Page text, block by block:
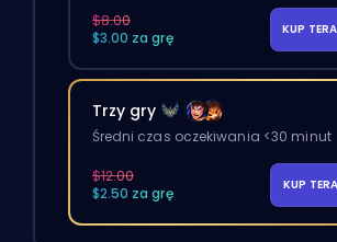
$8.00
$3.00 za grę
KUP
Trzy gry
Średni czas oczekiwania <30 minut
$12.00
$2.50 za grę
KUP